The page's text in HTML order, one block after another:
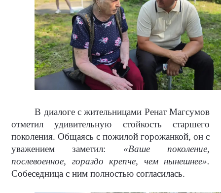
В диалоге с жительницами Ренат Магсумов
отметил удивительную стойкость старшего
поколения. Общаясь с пожилой горожанкой, он с
уважением заметил: «Ваше поколение,
послевоенное, гораздо крепче, чем нынешнее».
Собеседница с ним полностью согласилась.